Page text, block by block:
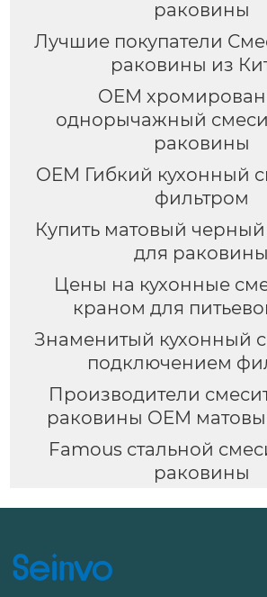
раковины
Лучшие покупатели
раковины из
OEM
однорычажный
раковины
OEM Гибкий кухонный
фильтром
Купить матовый
для раковины
Цены на кухонные
краном для
Знаменитый кухонный
подключением
Производители
раковины OEM
Famous стальной
раковины